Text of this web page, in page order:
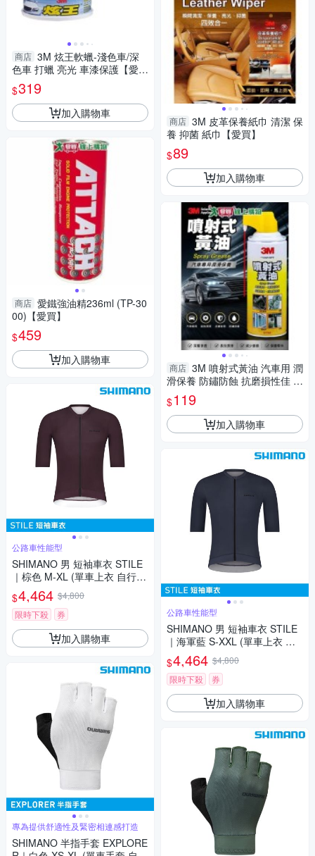
商店 3M 炫王軟蠟-淺色車/深
色車 打蠟 亮光 車漆保護【愛
買】
$319
加入購物車
商店 愛鐵強油精236ml (TP-30
00)【愛買】
$459
加入購物車
公路車性能型
SHIMANO 男 短袖車衣 STILE
｜棕色 M-XL (單車上衣 自行車
衣 公路車衣)
$4,464 $4,800
限時下殺
券
加入購物車
專為提供舒適性及緊密相連感打造
SHIMANO 半指手套 EXPLORE
商店 3M 皮革保養紙巾 清潔 保
養 抑菌 紙巾【愛買】
$89
加入購物車
商店 3M 噴射式黃油 汽車用 潤
滑保養 防鏽防蝕 抗磨損性佳 延
遲金屬氧化【愛買】
$119
加入購物車
公路車性能型
SHIMANO 男 短袖車衣 STILE
｜海軍藍 S-XXL (單車上衣 自
行車衣 公路車衣)
$4,464 $4,800
限時下殺
券
加入購物車